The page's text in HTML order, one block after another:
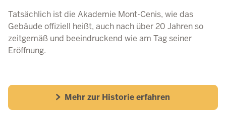
Tatsächlich ist die Akademie Mont-Cenis, wie das
Gebäude offiziell heißt, auch nach über 20 Jahren so
zeitgemäß und beeindruckend wie am Tag seiner
Eröffnung.
Mehr zur Historie erfahren